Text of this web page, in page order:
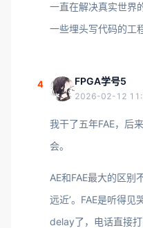
一直在解决真实世界
一些埋头写代码的工
4 FPGA学号5
2026-02-12
我干了五年FAE，后
会。
AE和FAE最大的区别
远近’。FAE是听得见
delay了，电话直接